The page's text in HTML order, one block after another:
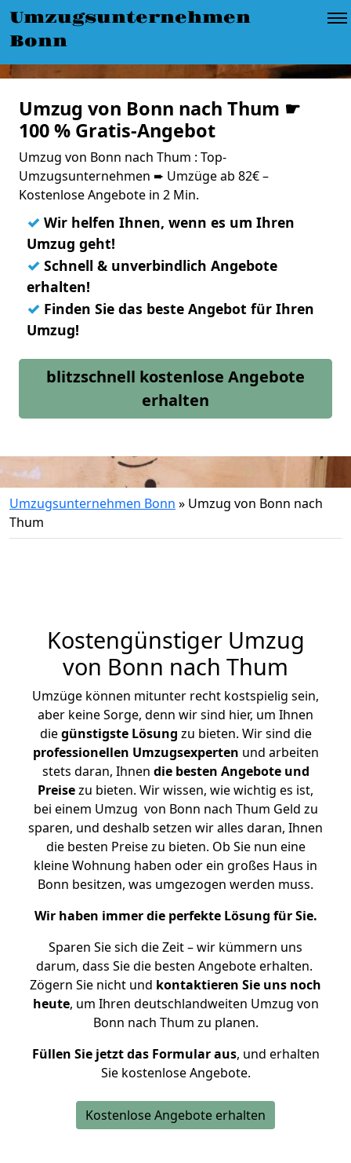
Umzugsunternehmen
Bonn
Umzug von Bonn nach Thum ☛
100 % Gratis-Angebot
Umzug von Bonn nach Thum : Top-
Umzugsunternehmen ➨ Umzüge ab 82€ –
Kostenlose Angebote in 2 Min.
✓ Wir helfen Ihnen, wenn es um Ihren
Umzug geht!
✓ Schnell & unverbindlich Angebote
erhalten!
✓ Finden Sie das beste Angebot für Ihren
Umzug!
blitzschnell kostenlose Angebote
erhalten
Umzugsunternehmen Bonn » Umzug von Bonn nach
Thum
Kostengünstiger Umzug
von Bonn nach Thum
Umzüge können mitunter recht kostspielig sein,
aber keine Sorge, denn wir sind hier, um Ihnen
diegünstigste Lösung zu bieten. Wir sind die
professionellen Umzugsexperten und arbeiten
stets daran, Ihnen die besten Angebote und
Preisezu bieten. Wir wissen, wie wichtig es ist,
bei einem Umzug von Bonn nach Thum Geld zu
sparen, und deshalb setzen wir alles daran, Ihnen
die besten Preise zu bieten. Ob Sie nun eine
kleine Wohnung haben oder ein großes Haus in
Bonn besitzen, was umgezogen werden muss.
Wir haben immer die perfekte Lösung für Sie.
Sparen Sie sich die Zeit – wir kümmern uns
darum, dass Sie die besten Angebote erhalten.
Zögern Sie nicht und kontaktieren Sie uns noch
heute, um Ihren deutschlandweiten Umzug von
Bonn nach Thum zu planen.
Füllen Sie jetzt das Formular aus, und erhalten
Sie kostenlose Angebote.
Kostenlose Angebote erhalten